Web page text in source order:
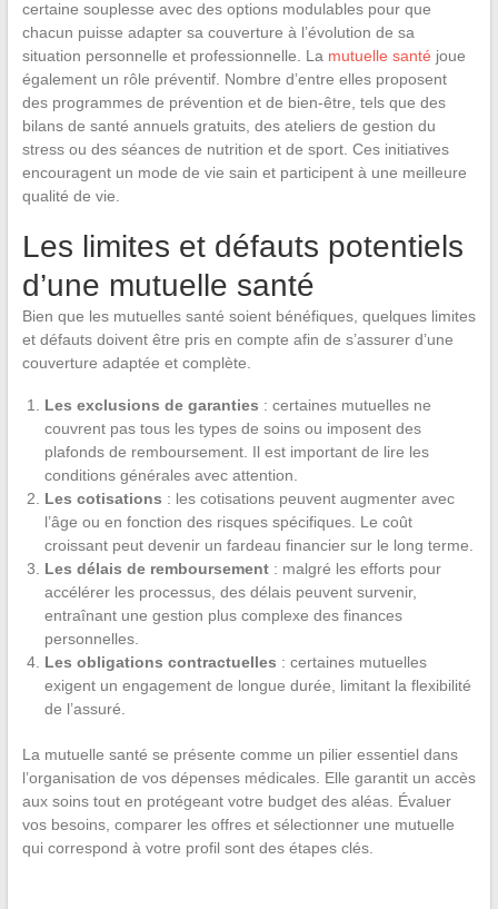
certaine souplesse avec des options modulables pour que
chacun puisse adapter sa couverture à l’évolution de sa
situation personnelle et professionnelle. La mutuelle santé joue
également un rôle préventif. Nombre d’entre elles proposent
des programmes de prévention et de bien-être, tels que des
bilans de santé annuels gratuits, des ateliers de gestion du
stress ou des séances de nutrition et de sport. Ces initiatives
encouragent un mode de vie sain et participent à une meilleure
qualité de vie.
Les limites et défauts potentiels
d’une mutuelle santé
Bien que les mutuelles santé soient bénéfiques, quelques limites
et défauts doivent être pris en compte afin de s’assurer d’une
couverture adaptée et complète.
Les exclusions de garanties : certaines mutuelles ne
couvrent pas tous les types de soins ou imposent des
plafonds de remboursement. Il est important de lire les
conditions générales avec attention.
Les cotisations : les cotisations peuvent augmenter avec
l’âge ou en fonction des risques spécifiques. Le coût
croissant peut devenir un fardeau financier sur le long terme.
Les délais de remboursement: malgré les efforts pour
accélérer les processus, des délais peuvent survenir,
entraînant une gestion plus complexe des finances
personnelles.
Les obligations contractuelles : certaines mutuelles
exigent un engagement de longue durée, limitant la flexibilité
de l’assuré.
La mutuelle santé se présente comme un pilier essentiel dans
l’organisation de vos dépenses médicales. Elle garantit un accès
aux soins tout en protégeant votre budget des aléas. Évaluer
vos besoins, comparer les offres et sélectionner une mutuelle
qui correspond à votre profil sont des étapes clés.